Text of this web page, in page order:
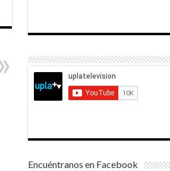
Encuéntranos en Facebook